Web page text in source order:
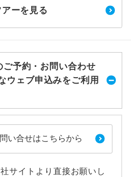
ーを見る
予約・お問い合わせ
ウェブ申込みをご利用
い合せはこちらから
サイトより直接お願いし